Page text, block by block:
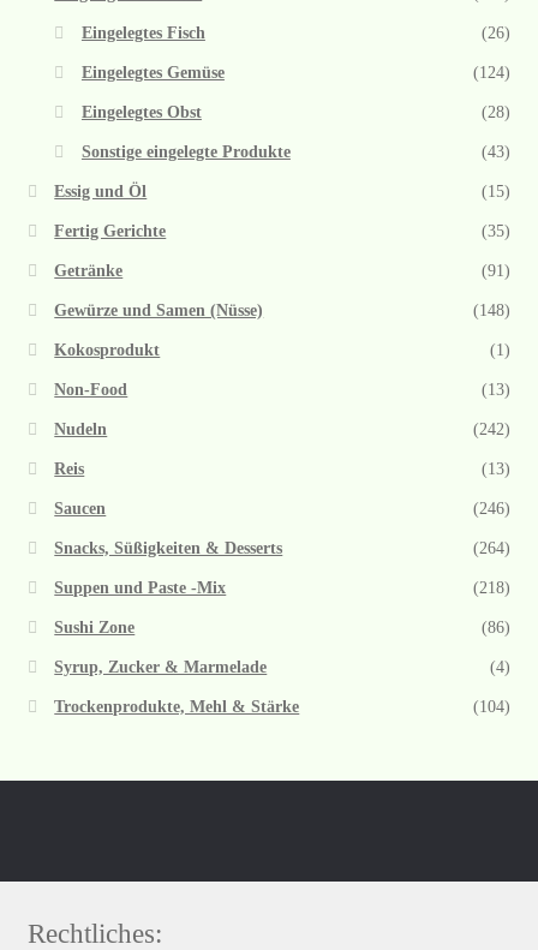
Eingelegtes Fisch (26)
Eingelegtes Gemüse (124)
Eingelegtes Obst (28)
Sonstige eingelegte Produkte (43)
Essig und Öl (15)
Fertig Gerichte (35)
Getränke (91)
Gewürze und Samen (Nüsse) (148)
Kokosprodukt (1)
Non-Food (13)
Nudeln (242)
Reis (13)
Saucen (246)
Snacks, Süßigkeiten & Desserts (264)
Suppen und Paste -Mix (218)
Sushi Zone (86)
Syrup, Zucker & Marmelade (4)
Trockenprodukte, Mehl & Stärke (104)
Rechtliches: